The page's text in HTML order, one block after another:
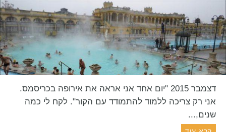
דצמבר 2015 "יום אחד אני אראה את אירופה בכריסמס.
אני רק צריכה ללמוד להתמודד עם הקור". לקח לי כמה
שנים,...